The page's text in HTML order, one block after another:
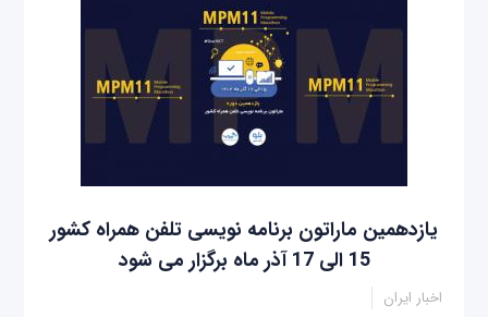
یازدهمین ماراتون برنامه نویسی تلفن همراه کشور
15 الی 17 آذر ماه برگزار می شود
اخبار ایران